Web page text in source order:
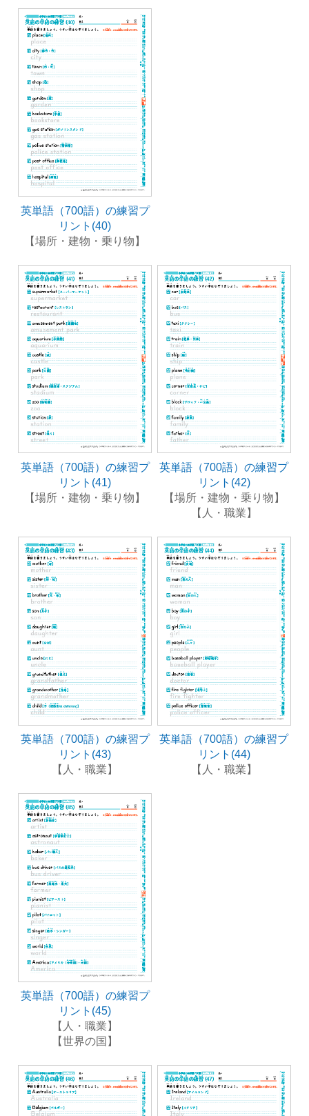
英単語（700語）の練習プ
リント(40)
【場所・建物・乗り物】
英単語（700語）の練習プ
リント(41)
【場所・建物・乗り物】
英単語（700語）の練習プ
リント(42)
【場所・建物・乗り物】
【人・職業】
英単語（700語）の練習プ
リント(43)
【人・職業】
英単語（700語）の練習プ
リント(44)
【人・職業】
英単語（700語）の練習プ
リント(45)
【人・職業】
【世界の国】